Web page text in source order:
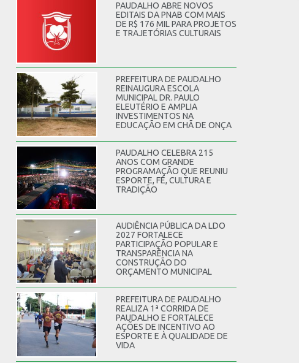
PAUDALHO ABRE NOVOS
EDITAIS DA PNAB COM MAIS
DE R$ 176 MIL PARA PROJETOS
E TRAJETÓRIAS CULTURAIS
PREFEITURA DE PAUDALHO
REINAUGURA ESCOLA
MUNICIPAL DR. PAULO
ELEUTÉRIO E AMPLIA
INVESTIMENTOS NA
EDUCAÇÃO EM CHÃ DE ONÇA
PAUDALHO CELEBRA 215
ANOS COM GRANDE
PROGRAMAÇÃO QUE REUNIU
ESPORTE, FÉ, CULTURA E
TRADIÇÃO
AUDIÊNCIA PÚBLICA DA LDO
2027 FORTALECE
PARTICIPAÇÃO POPULAR E
TRANSPARÊNCIA NA
CONSTRUÇÃO DO
ORÇAMENTO MUNICIPAL
PREFEITURA DE PAUDALHO
REALIZA 1ª CORRIDA DE
PAUDALHO E FORTALECE
AÇÕES DE INCENTIVO AO
ESPORTE E À QUALIDADE DE
VIDA